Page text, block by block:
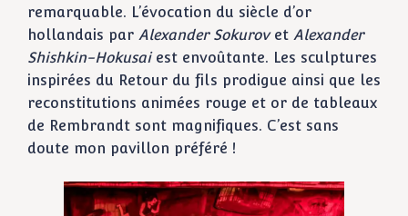
remarquable. L’évocation du siècle d’or
hollandais par Alexander Sokurovet Alexander
Shishkin-Hokusaiest envoûtante. Les sculptures
inspirées du Retour du fils prodigue ainsi que les
reconstitutions animées rouge et or de tableaux
de Rembrandt sont magnifiques. C’est sans
doute mon pavillon préféré !